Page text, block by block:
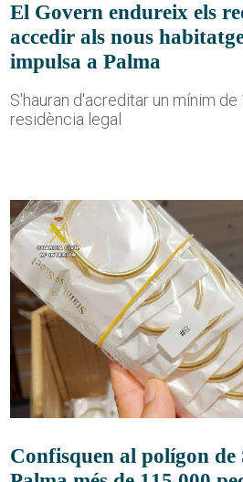
El Govern endureix els
accedir als nous
impulsa a Palma
S'hauran d'acreditar un mínim de
residència legal
Confisquen al polígon de